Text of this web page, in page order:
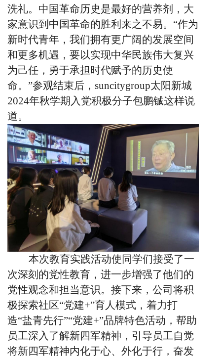
洗礼。中国革命历史是最好的营养剂，大
家意识到中国革命的胜利来之不易。“作为
新时代青年，我们拥有更广阔的发展空间
和更多机遇，要以实现中华民族伟大复兴
为己任，勇于承担时代赋予的历史使
命。”参观结束后，suncitygroup太阳新城
2024年秋学期入党积极分子包鹏铖这样说
道。
本次教育实践活动使同学们接受了一
次深刻的党性教育，进一步增强了他们的
党性观念和担当意识。接下来，公司将积
极探索社区“党建+”育人模式，着力打
造“盐青先行”“党建+”品牌特色活动，帮助
员工深入了解新四军精神，引导员工自觉
将新四军精神内化于心、外化于行，奋发